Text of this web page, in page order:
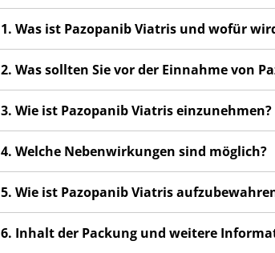
1. Was ist Pazopanib Viatris und wofür
2. Was sollten Sie vor der Einnahme von
3. Wie ist Pazopanib Viatris einzunehmen?
4. Welche Nebenwirkungen sind möglich?
5. Wie ist Pazopanib Viatris
6. Inhalt der Packung und weitere